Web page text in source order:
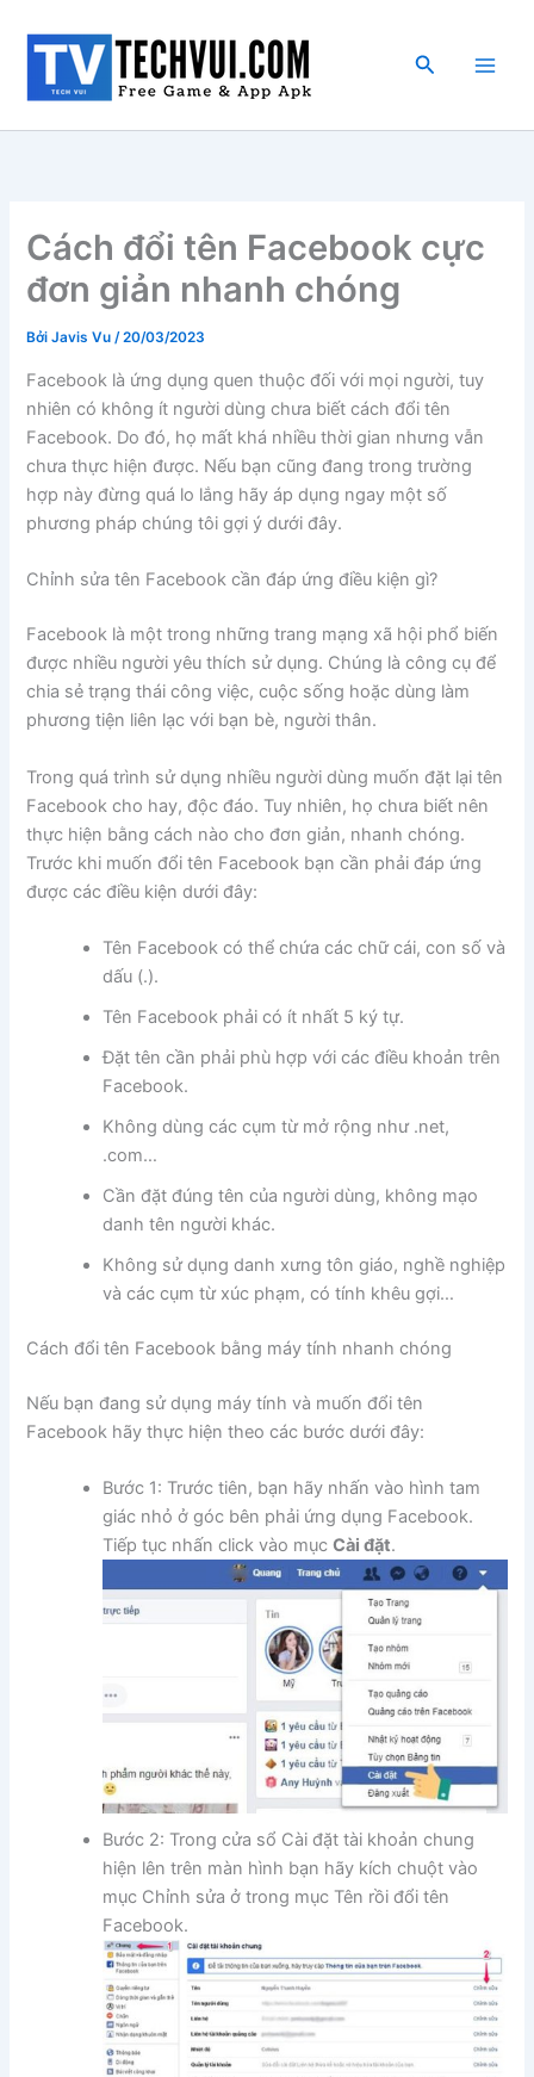
dung
Tìm
Cách đổi tên Facebook cực
đơn giản nhanh chóng
BởiJavis Vu/20/03/2023
Facebook là ứng dụng quen thuộc đối với mọi người, tuy
nhiên có không ít người dùng chưa biết cách đổi tên
Facebook. Do đó, họ mất khá nhiều thời gian nhưng vẫn
chưa thực hiện được. Nếu bạn cũng đang trong trường
hợp này đừng quá lo lắng hãy áp dụng ngay một số
phương pháp chúng tôi gợi ý dưới đây.
Chỉnh sửa tên Facebook cần đáp ứng điều kiện gì?
Facebook là một trong những trang mạng xã hội phổ biến
được nhiều người yêu thích sử dụng. Chúng là công cụ để
chia sẻ trạng thái công việc, cuộc sống hoặc dùng làm
phương tiện liên lạc với bạn bè, người thân.
Trong quá trình sử dụng nhiều người dùng muốn đặt lại tên
Facebook cho hay, độc đáo. Tuy nhiên, họ chưa biết nên
thực hiện bằng cách nào cho đơn giản, nhanh chóng.
Trước khi muốn đổi tên Facebook bạn cần phải đáp ứng
được các điều kiện dưới đây:
Tên Facebook có thể chứa các chữ cái, con số và
dấu (.).
Tên Facebook phải có ít nhất 5 ký tự.
Đặt tên cần phải phù hợp với các điều khoản trên
Facebook.
Không dùng các cụm từ mở rộng như .net,
.com…
Cần đặt đúng tên của người dùng, không mạo
danh tên người khác.
Không sử dụng danh xưng tôn giáo, nghề nghiệp
và các cụm từ xúc phạm, có tính khêu gợi…
Cách đổi tên Facebook bằng máy tính nhanh chóng
Nếu bạn đang sử dụng máy tính và muốn đổi tên
Facebook hãy thực hiện theo các bước dưới đây:
Bước 1: Trước tiên, bạn hãy nhấn vào hình tam
giác nhỏ ở góc bên phải ứng dụng Facebook.
Tiếp tục nhấn click vào mụcCài đặt.
Bước 2: Trong cửa sổ Cài đặt tài khoản chung
hiện lên trên màn hình bạn hãy kích chuột vào
mục Chỉnh sửa ở trong mục Tên rồi đổi tên
Facebook.